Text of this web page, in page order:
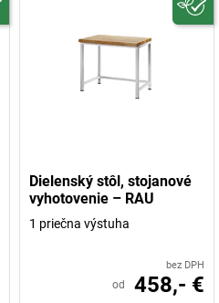
Dielenský stôl, stojanové
vyhotovenie – RAU
1 priečna výstuha
bez DPH
od 458,- €